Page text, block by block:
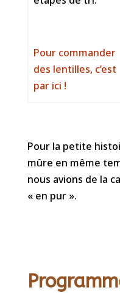
Pour commander
des lentilles, c’est
par ici !
Pour la petite
mûre en même
nous avions de la
« en pur ».